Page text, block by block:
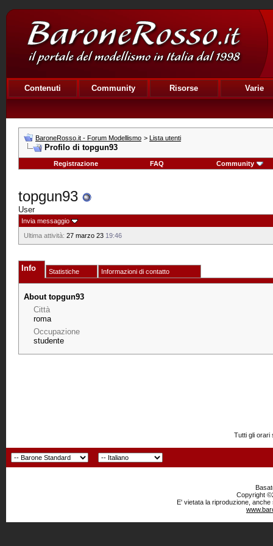
Contenuti Community Risorse Varie
BaroneRosso.it - Forum Modellismo > Lista utenti
Profilo di topgun93
Registrazione FAQ Community
topgun93
User
Invia messaggio
Ultima attività: 27 marzo 23 19:46
Info Statistiche Informazioni di contatto
About topgun93
Città
roma
Occupazione
studente
Tutti gli orari
Copyright
E' vietata la riproduzione,